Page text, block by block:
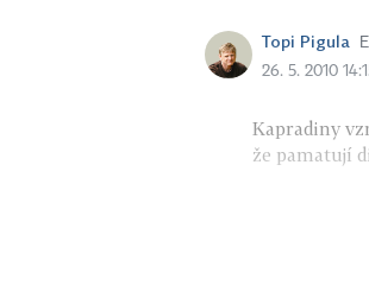
Topi Pigula
26. 5. 2010
Kapradiny
že pamatují